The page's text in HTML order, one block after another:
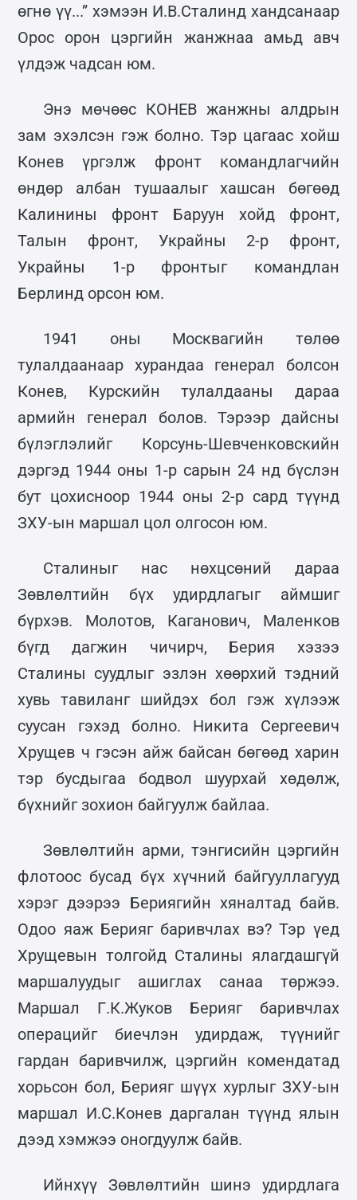
өгнө үү...” хэмээн И.В.Сталинд хандсанаар
Орос орон цэргийн жанжнаа амьд авч
үлдэж чадсан юм.
Энэ мөчөөс КОНЕВ жанжны алдрын
зам эхэлсэн гэж болно. Тэр цагаас хойш
Конев үргэлж фронт командлагчийн
өндөр албан тушаалыг хашсан бөгөөд
Калинины фронт Баруун хойд фронт,
Талын фронт, Украйны 2-р фронт,
Украйны 1-р фронтыг командлан
Берлинд орсон юм.
1941 оны Москвагийн төлөө
тулалдаанаар хурандаа генерал болсон
Конев, Курскийн тулалдааны дараа
армийн генерал болов. Тэрээр дайсны
бүлэглэлийг Корсунь-Шевченковскийн
дэргэд 1944 оны 1-р сарын 24 нд бүслэн
бут цохисноор 1944 оны 2-р сард түүнд
ЗХУ-ын маршал цол олгосон юм.
Сталиныг нас нөхцсөний дараа
Зөвлөлтийн бүх удирдлагыг аймшиг
бүрхэв. Молотов, Каганович, Маленков
бүгд дагжин чичирч, Берия хэзээ
Сталины суудлыг эзлэн хөөрхий тэдний
хувь тавиланг шийдэх бол гэж хүлээж
суусан гэхэд болно. Никита Сергеевич
Хрущев ч гэсэн айж байсан бөгөөд харин
тэр бусдыгаа бодвол шуурхай хөдөлж,
бүхнийг зохион байгуулж байлаа.
Зөвлөлтийн арми, тэнгисийн цэргийн
флотоос бусад бүх хүчний байгууллагууд
хэрэг дээрээ Бериягийн хяналтад байв.
Одоо яаж Берияг баривчлах вэ? Тэр үед
Хрущевын толгойд Сталины ялагдашгүй
маршалуудыг ашиглах санаа төржээ.
Маршал Г.К.Жуков Берияг баривчлах
операцийг биечлэн удирдаж, түүнийг
гардан баривчилж, цэргийн комендатад
хорьсон бол, Берияг шүүх хурлыг ЗХУ-ын
маршал И.С.Конев даргалан түүнд ялын
дээд хэмжээ оногдуулж байв.
Ийнхүү Зөвлөлтийн шинэ удирдлага